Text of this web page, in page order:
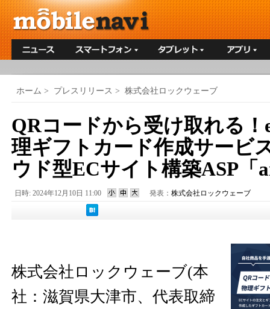
ホーム > プレスリリース > 株式会社ロックウェーブ
QRコードから受け取れる
理ギフトカード作成サー
ウド型ECサイト構築ASP「
日時: 2024年12月10日 11:00 発表： 株式会社ロックウェーブ
株式会社ロックウェーブ(本
社：滋賀県大津市、代表取締